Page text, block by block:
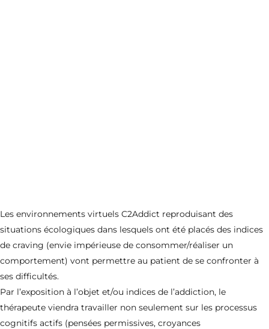
Les environnements virtuels C2Addict reproduisant des
situations écologiques dans lesquels ont été placés des indices
de craving (envie impérieuse de consommer/réaliser un
comportement) vont permettre au patient de se confronter à
ses difficultés.
Par l’exposition à l’objet et/ou indices de l’addiction, le
thérapeute viendra travailler non seulement sur les processus
cognitifs actifs (pensées permissives, croyances